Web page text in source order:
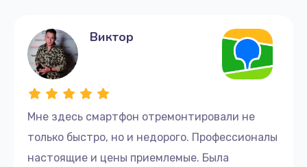
Мне здесь смартфон отремонтировали не
только быстро, но и недорого. Профессионалы
настоящие и цены приемлемые. Была
Виктор